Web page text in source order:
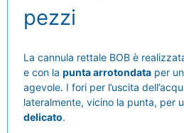
pezzi
La cannula rettale BOB è
e con la punta arrotondataper un
agevole. I fori per l’uscita
lateralmente, vicino la punta, per
delicato.